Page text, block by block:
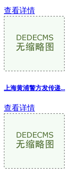
查看详情
上海黄浦警方发传递...
查看详情